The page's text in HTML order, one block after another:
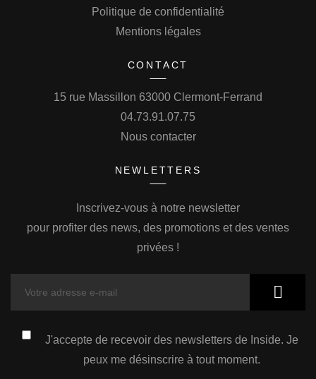
Politique de confidentialité
Mentions légales
CONTACT
15 rue Massillon 63000 Clermont-Ferrand
04.73.91.07.75
Nous contacter
NEWLETTERS
Inscrivez-vous à notre newsletter
pour profiter des news, des promotions et des ventes
privées !
J'accepte de recevoir des newsletters de Inside. Je
peux me désinscrire à tout moment.